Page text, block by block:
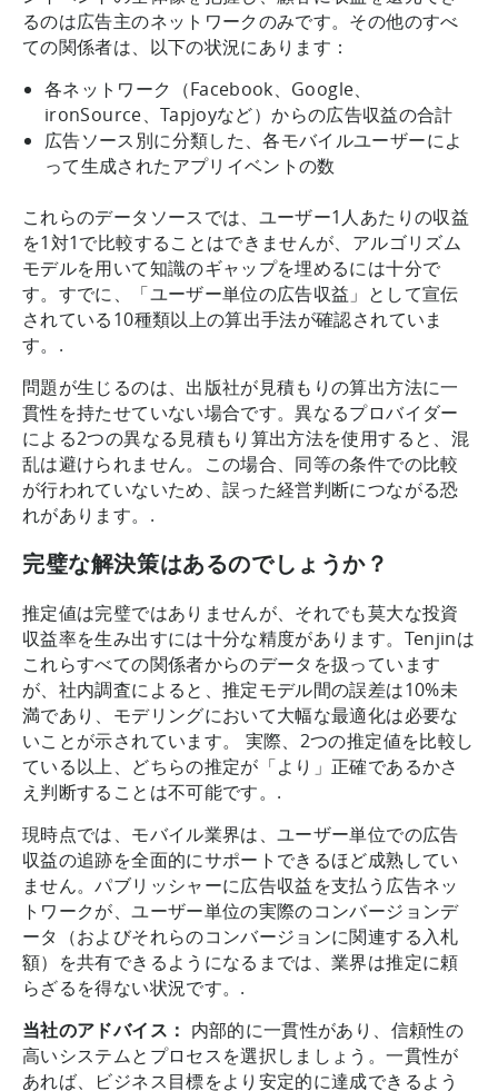
るのは広告主のネットワークのみです。その他のすべ
ての関係者は、以下の状況にあります：
各ネットワーク（Facebook、Google、
ironSource、Tapjoyなど）からの広告収益の合計
広告ソース別に分類した、各モバイルユーザーによ
って生成されたアプリイベントの数
これらのデータソースでは、ユーザー1人あたりの収益
を1対1で比較することはできませんが、アルゴリズム
モデルを用いて知識のギャップを埋めるには十分で
す。すでに、「ユーザー単位の広告収益」として宣伝
されている10種類以上の算出手法が確認されていま
す。.
問題が生じるのは、出版社が見積もりの算出方法に一
貫性を持たせていない場合です。異なるプロバイダー
による2つの異なる見積もり算出方法を使用すると、混
乱は避けられません。この場合、同等の条件での比較
が行われていないため、誤った経営判断につながる恐
れがあります。.
完璧な解決策はあるのでしょうか？
推定値は完璧ではありませんが、それでも莫大な投資
収益率を生み出すには十分な精度があります。Tenjinは
これらすべての関係者からのデータを扱っています
が、社内調査によると、推定モデル間の誤差は10%未
満であり、モデリングにおいて大幅な最適化は必要な
いことが示されています。 実際、2つの推定値を比較し
ている以上、どちらの推定が「より」正確であるかさ
え判断することは不可能です。.
現時点では、モバイル業界は、ユーザー単位での広告
収益の追跡を全面的にサポートできるほど成熟してい
ません。パブリッシャーに広告収益を支払う広告ネッ
トワークが、ユーザー単位の実際のコンバージョンデ
ータ（およびそれらのコンバージョンに関連する入札
額）を共有できるようになるまでは、業界は推定に頼
らざるを得ない状況です。.
当社のアドバイス： 内部的に一貫性があり、信頼性の
高いシステムとプロセスを選択しましょう。一貫性が
あれば、ビジネス目標をより安定的に達成できるよう